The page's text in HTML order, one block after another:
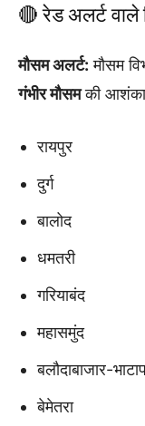
🔴 रेड अलर्ट वाले
मौसम अलर्ट: मौसम
गंभीर मौसमकी
रायपुर
दुर्ग
बालोद
धमतरी
गरियाबंद
महासमुंद
बलौदाबाजार-
बेमेतरा